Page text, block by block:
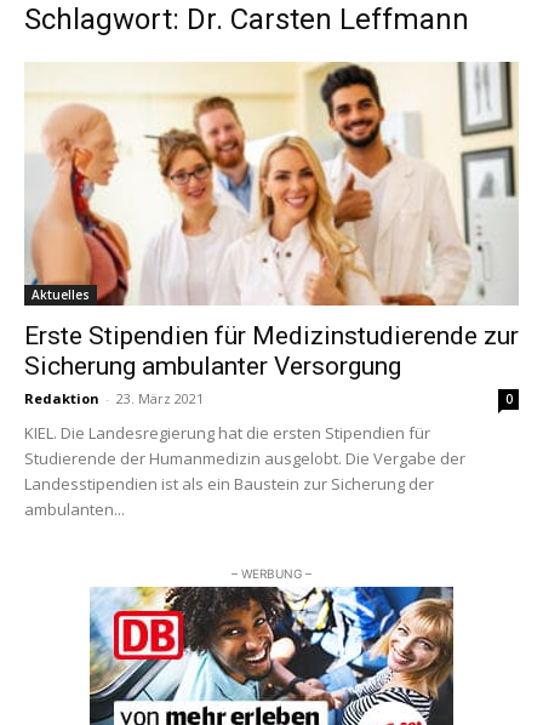
Schlagwort: Dr. Carsten Leffmann
Aktuelles
Erste Stipendien für Medizinstudierende zur
Sicherung ambulanter Versorgung
Redaktion - 23. März 2021 0
KIEL. Die Landesregierung hat die ersten Stipendien für
Studierende der Humanmedizin ausgelobt. Die Vergabe der
Landesstipendien ist als ein Baustein zur Sicherung der
ambulanten...
– WERBUNG –